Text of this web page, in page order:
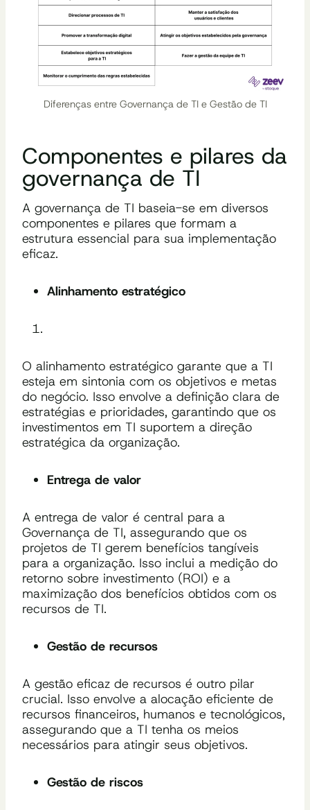
Diferenças entre Governança de TI e Gestão de TI
Componentes e pilares da
governança de TI
A governança de TI baseia-se em diversos
componentes e pilares que formam a
estrutura essencial para sua implementação
eficaz.
Alinhamento estratégico
O alinhamento estratégico garante que a TI
esteja em sintonia com os objetivos e metas
do negócio. Isso envolve a definição clara de
estratégias e prioridades, garantindo que os
investimentos em TI suportem a direção
estratégica da organização.
Entrega de valor
A entrega de valor é central para a
Governança de TI, assegurando que os
projetos de TI gerem benefícios tangíveis
para a organização. Isso inclui a medição do
retorno sobre investimento (ROI) e a
maximização dos benefícios obtidos com os
recursos de TI.
Gestão de recursos
A gestão eficaz de recursos é outro pilar
crucial. Isso envolve a alocação eficiente de
recursos financeiros, humanos e tecnológicos,
assegurando que a TI tenha os meios
necessários para atingir seus objetivos.
Gestão de riscos